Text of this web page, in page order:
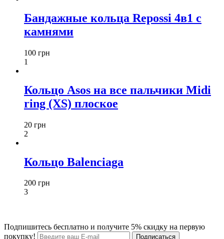
Бандажные кольца Repossi 4в1 с
камнями
100 грн
1
Кольцо Asos на все пальчики Midi
ring (XS) плоское
20 грн
2
Кольцо Balenciaga
200 грн
3
Подпишитесь бесплатно и получите 5% скидку на первую
покупку!